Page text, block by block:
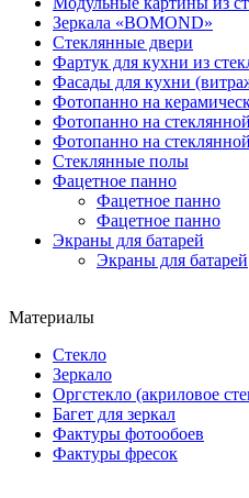
Зеркала «BOMOND»
Стеклянные двери
Фартук для кухни из
Фасады для кухни
Фотопанно на
Фотопанно на
Фотопанно на
Стеклянные полы
Фацетное панно
Фацетное панно
Фацетное панно
Экраны для батарей
Экраны для батарей
Материалы
Стекло
Зеркало
Оргстекло (акриловое
Багет для зеркал
Фактуры фотообоев
Фактуры фресок